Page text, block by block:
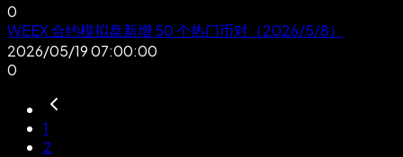
0
WEEX 合约模拟盘新增 50 个热门币对（2026/5/8）
2026/05/19 07:00:00
0
1
2